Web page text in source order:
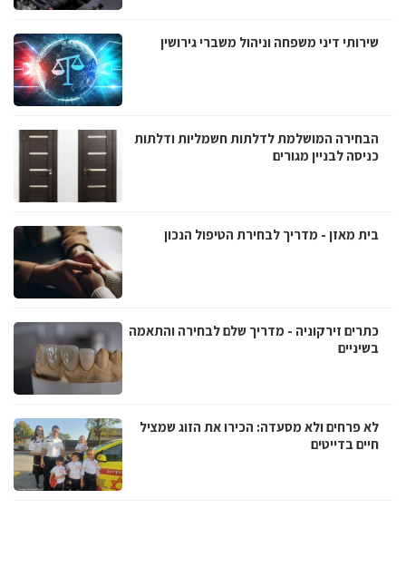
שירותי דיני משפחה וניהול משברי גירושין
הבחירה המושלמת לדלתות חשמליות ודלתות
כניסה לבניין מגורים
בית מאזן - מדריך לבחירת הטיפול הנכון
כתרים זירקוניה - מדריך שלם לבחירה והתאמה
בשיניים
לא פרחים ולא מסעדה: הכירו את הזוג שמציל
חיים בדייטים